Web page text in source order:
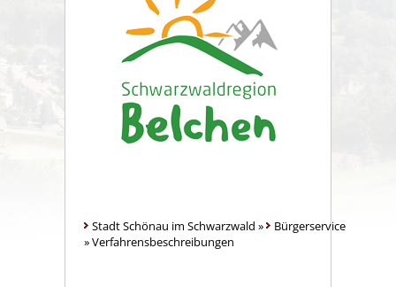
Stadt Schönau im Schwarzwald »
Bürgerservice
»Verfahrensbeschreibungen